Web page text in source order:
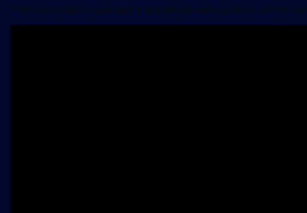
! Что такое юриспруденция и кем можно идти работать после